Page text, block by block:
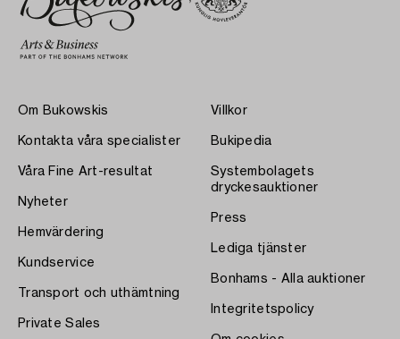
Om Bukowskis
Kontakta våra specialister
Våra Fine Art-resultat
Nyheter
Hemvärdering
Kundservice
Transport och uthämtning
Private Sales
Villkor
Bukipedia
Systembolagets
dryckesauktioner
Press
Lediga tjänster
Bonhams - Alla auktioner
Integritetspolicy